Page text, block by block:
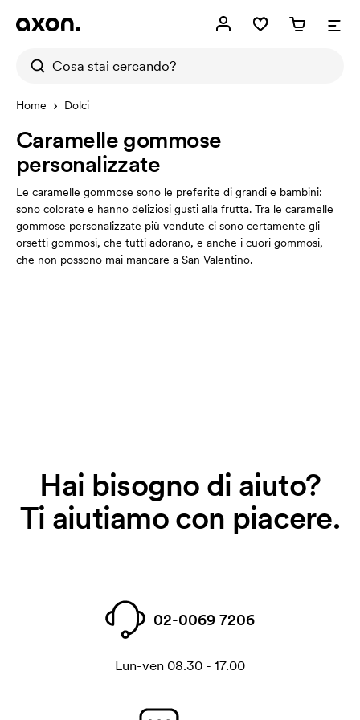
Home Dolci
Caramelle gommose
personalizzate
Le caramelle gommose sono le preferite di grandi e bambini:
sono colorate e hanno deliziosi gusti alla frutta. Tra le caramelle
gommose personalizzate più vendute ci sono certamente gli
orsetti gommosi, che tutti adorano, e anche i cuori gommosi,
che non possono mai mancare a San Valentino.
Hai bisogno di aiuto?
Ti aiutiamo con piacere.
02-0069 7206
Lun-ven 08.30 - 17.00